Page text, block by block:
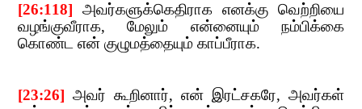
[26:118] ​​அவர்களுக்கெதிராக எனக்கு வெற்றியை
வழங்குவீராக,​​மேலும் என்னையும் நம்பிக்கை
கொண்ட என ் குழுமத்தையும் காப்பீராக.
[23:26] ​​அவர் கூறினார்,​​ என் இரட்சகரே,​​ அவர்கள்